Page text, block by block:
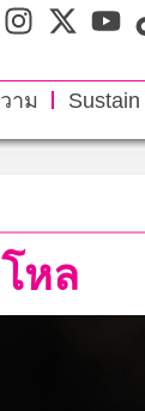
าม
หล